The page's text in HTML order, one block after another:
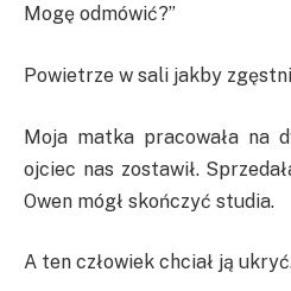
Mogę odmówić?”
Powietrze w sali jakby
Moja matka pracowała na
ojciec nas zostawił.
Owen mógł skończyć studia.
A ten człowiek chciał ją